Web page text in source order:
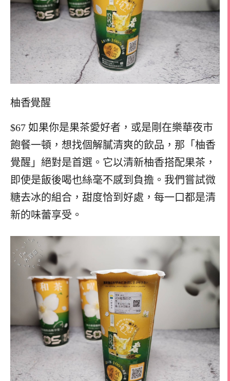
柚香覺醒
$67 如果你是果茶愛好者，或是剛在樂華夜市
飽餐一頓，想找個解膩清爽的飲品，那「柚香
覺醒」絕對是首選。它以清新柚香搭配果茶，
即使是飯後喝也絲毫不感到負擔。我們嘗試微
糖去冰的組合，甜度恰到好處，每一口都是清
新的味蕾享受。